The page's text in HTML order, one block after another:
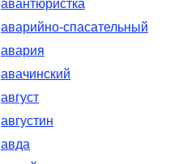
авантюристка
аварийно-спасательный
авария
авачинский
август
августин
авда